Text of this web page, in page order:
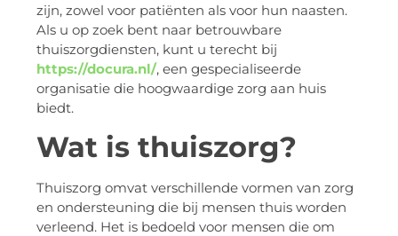
zijn, zowel voor patiënten als voor hun naasten.
Als u op zoek bent naar betrouwbare
thuiszorgdiensten, kunt u terecht bij
https://docura.nl/, een gespecialiseerde
organisatie die hoogwaardige zorg aan huis
biedt.
Wat is thuiszorg?
Thuiszorg omvat verschillende vormen van zorg
en ondersteuning die bij mensen thuis worden
verleend. Het is bedoeld voor mensen die om